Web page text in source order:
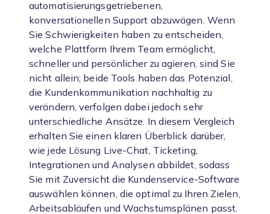
automatisierungsgetriebenen,
konversationellen Support abzuwägen. Wenn
Sie Schwierigkeiten haben zu entscheiden,
welche Plattform Ihrem Team ermöglicht,
schneller und persönlicher zu agieren, sind Sie
nicht allein; beide Tools haben das Potenzial,
die Kundenkommunikation nachhaltig zu
verändern, verfolgen dabei jedoch sehr
unterschiedliche Ansätze. In diesem Vergleich
erhalten Sie einen klaren Überblick darüber,
wie jede Lösung Live-Chat, Ticketing,
Integrationen und Analysen abbildet, sodass
Sie mit Zuversicht die Kundenservice-Software
auswählen können, die optimal zu Ihren Zielen,
Arbeitsabläufen und Wachstumsplänen passt.